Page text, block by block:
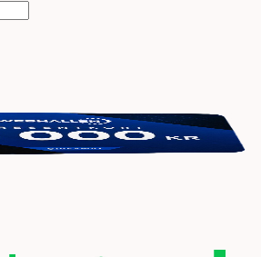
Delta i vår giveaway för